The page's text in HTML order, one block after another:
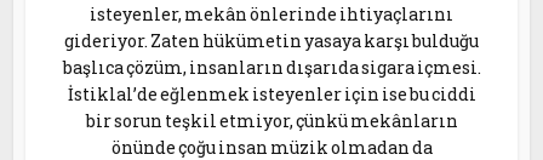
isteyenler, mekân önlerinde ihtiyaçlarını
gideriyor. Zaten hükümetin yasaya karşı bulduğu
başlıca çözüm, insanların dışarıda sigara içmesi.
İstiklal’de eğlenmek isteyenler için ise bu ciddi
bir sorun teşkil etmiyor, çünkü mekânların
önünde çoğu insan müzik olmadan da